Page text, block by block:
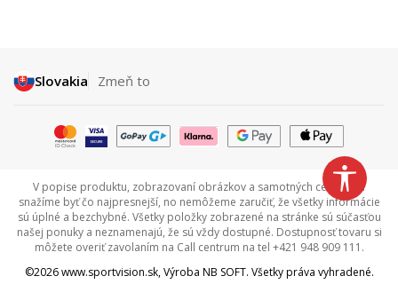
Slovakia Zmeň to
V popise produktu, zobrazovaní obrázkov a samotných cenách sa
snažíme byť čo najpresnejší, no nemôžeme zaručiť, že všetky informácie
sú úplné a bezchybné. Všetky položky zobrazené na stránke sú súčasťou
našej ponuky a neznamenajú, že sú vždy dostupné. Dostupnosť tovaru si
môžete overiť zavolaním na Call centrum na tel +421 948 909 111.
©2026www.sportvision.sk, Výroba NB SOFT. Všetky práva vyhradené.